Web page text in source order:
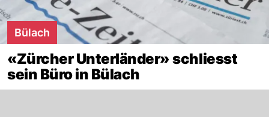
Bülach
«Zürcher Unterländer» schliesst
sein Büro in Bülach